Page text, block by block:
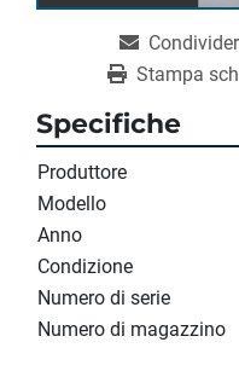
Stampa
Specifiche
Produttore
Modello
Anno
Condizione
Numero di serie
Numero di magazzino